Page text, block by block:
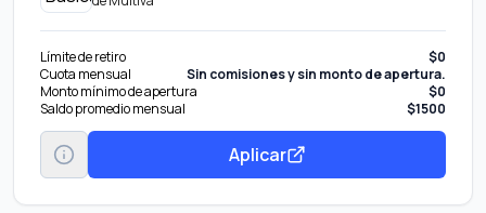
Límite de retiro
$0
Cuota mensual
Sin comisiones y sin monto de apertura.
Monto mínimo de apertura
$0
Saldo promedio mensual
$1500
Aplicar